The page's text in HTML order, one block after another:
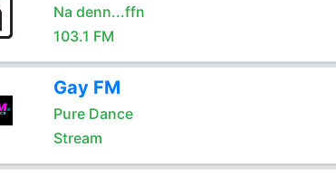
Na denn...ffn
103.1 FM
Gay FM
Pure Dance
Stream